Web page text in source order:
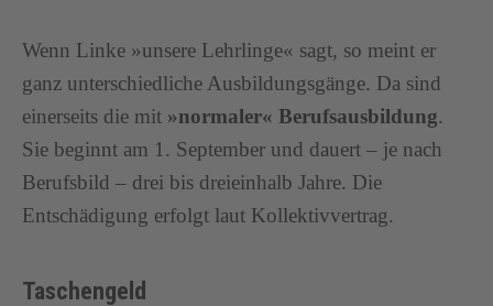
Wenn Linke »unsere Lehrlinge« sagt, so meint er
ganz unterschiedliche Ausbildungsgänge. Da sind
einerseits die mit »normaler« Berufsausbildung.
Sie beginnt am 1. September und dauert – je nach
Berufsbild – drei bis dreieinhalb Jahre. Die
Entschädigung erfolgt laut Kollektivvertrag.
Taschengeld